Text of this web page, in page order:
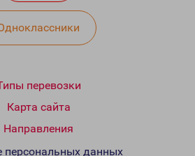
перевозки
Карта сайта
Направления
персональных данных